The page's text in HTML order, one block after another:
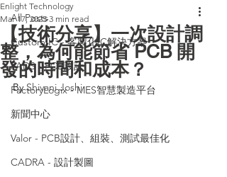
All Posts
Custom IC - 客製化IC解決方案
PADS - PCB設計
FactoryLogix - MES智慧製造平台
新聞中心
Valor - PCB設計、組裝、測試最佳化
CADRA - 設計製圖
【技術分享】一次設計調
整，為何能節省 PCB 開
發的時間和成本？
Enlight Technology
Mar 17, 2025 3 min read
By Shivani Joshi